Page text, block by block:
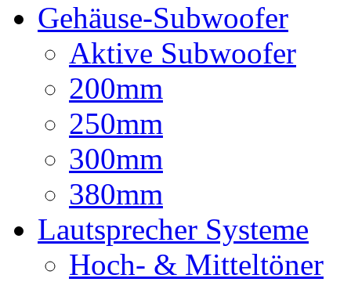
Gehäuse-Subwoofer
Aktive Subwoofer
200mm
250mm
300mm
380mm
Lautsprecher Systeme
Hoch- & Mitteltöner